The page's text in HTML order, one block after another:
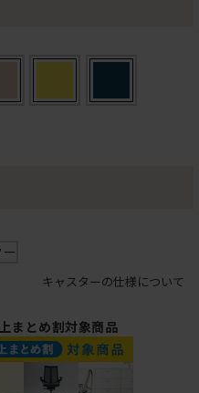
キャスターの仕様について
まとめ割対象商品